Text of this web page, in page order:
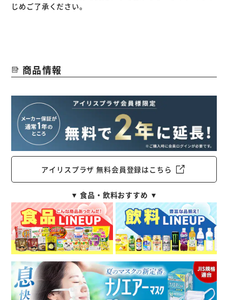
じめご了承ください。
商品情報
アイリスプラザ 無料会員登録はこちら
▼ 食品・飲料おすすめ ▼